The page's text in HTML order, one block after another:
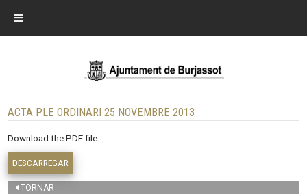
ACTA PLE ORDINARI 25 NOVEMBRE 2013
Download the PDF file .
DESCARREGAR
TORNAR